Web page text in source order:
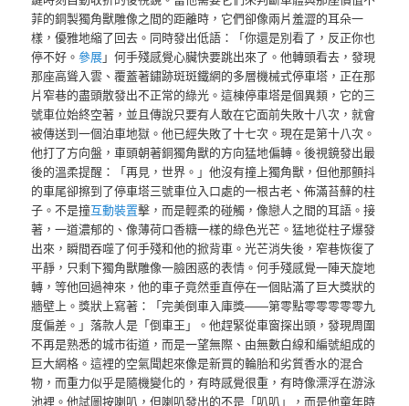
菲的銅製獨角獸雕像之間的距離時，它們卻像兩片羞澀的耳朵一
樣，優雅地縮了回去。同時發出低語：「你還是別看了，反正你也
停不好。參展」何手殘感覺心臟快要跳出來了。他轉頭看去，發現
那座高聳入雲、覆蓋著鏽跡斑斑鐵網的多層機械式停車塔，正在那
片窄巷的盡頭散發出不正常的綠光。這棟停車塔是個異類，它的三
號車位始終空著，並且傳說只要有人敢在它面前失敗十八次，就會
被傳送到一個泊車地獄。他已經失敗了十七次。現在是第十八次。
他打了方向盤，車頭朝著銅獨角獸的方向猛地偏轉。後視鏡發出最
後的溫柔提醒：「再見，世界。」他沒有撞上獨角獸，但他那顫抖
的車尾卻擦到了停車塔三號車位入口處的一根古老、佈滿苔蘚的柱
子。不是撞互動裝置擊，而是輕柔的碰觸，像戀人之間的耳語。接
著，一道濃郁的、像薄荷口香糖一樣的綠色光芒。猛地從柱子爆發
出來，瞬間吞噬了何手殘和他的掀背車。光芒消失後，窄巷恢復了
平靜，只剩下獨角獸雕像一臉困惑的表情。何手殘感覺一陣天旋地
轉，等他回過神來，他的車子竟然垂直停在一個貼滿了巨大獎狀的
牆壁上。獎狀上寫著：「完美倒車入庫獎——第零點零零零零零九
度偏差。」落款人是「倒車王」。他趕緊從車窗探出頭，發現周圍
不再是熟悉的城市街道，而是一望無際、由無數白線和編號組成的
巨大網格。這裡的空氣聞起來像是新買的輪胎和劣質香水的混合
物，而重力似乎是隨機變化的，有時感覺很重，有時像漂浮在游泳
池裡。他試圖按喇叭，但喇叭發出的不是「叭叭」，而是他童年時